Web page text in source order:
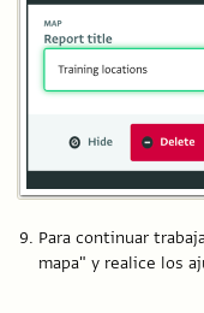
Para continuar
mapa" y realice los